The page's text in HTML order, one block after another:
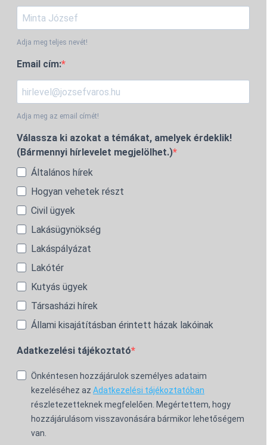
Adja meg teljes nevét!
Email cím:
Adja meg az email címét!
Válassza ki azokat a témákat, amelyek érdeklik!
(Bármennyi hírlevelet megjelölhet.)
Általános hírek
Hogyan vehetek részt
Civil ügyek
Lakásügynökség
Lakáspályázat
Lakótér
Kutyás ügyek
Társasházi hírek
Állami kisajátításban érintett házak lakóinak
Adatkezelési tájékoztató
Önkéntesen hozzájárulok személyes adataim
kezeléséhez az Adatkezelési tájékoztatóban
részletezetteknek megfelelően. Megértettem, hogy
hozzájárulásom visszavonására bármikor lehetőségem
van.